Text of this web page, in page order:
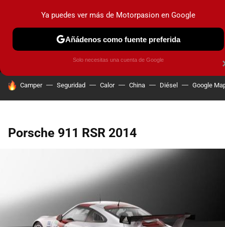
MENÚ NUEVO
COCHES ELÉCTRICOS OBSERVATORIO
HOY SE HABLA DE
Camper Seguridad Calor China Diésel Google
Porsche 911 RSR 2014
Ya puedes ver más de Motorpasion en Google
Añádenos como fuente preferida
Solo necesitas una cuenta de Google